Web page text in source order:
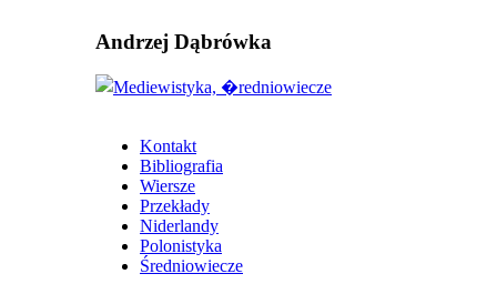
Andrzej Dąbrówka
Kontakt
Bibliografia
Wiersze
Przekłady
Niderlandy
Polonistyka
Średniowiecze